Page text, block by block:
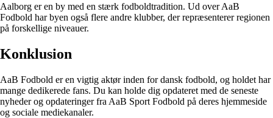
Aalborg er en by med en stærk fodboldtradition. Ud over AaB
Fodbold har byen også flere andre klubber, der repræsenterer regionen
på forskellige niveauer.
Konklusion
AaB Fodbold er en vigtig aktør inden for dansk fodbold, og holdet har
mange dedikerede fans. Du kan holde dig opdateret med de seneste
nyheder og opdateringer fra AaB Sport Fodbold på deres hjemmeside
og sociale mediekanaler.